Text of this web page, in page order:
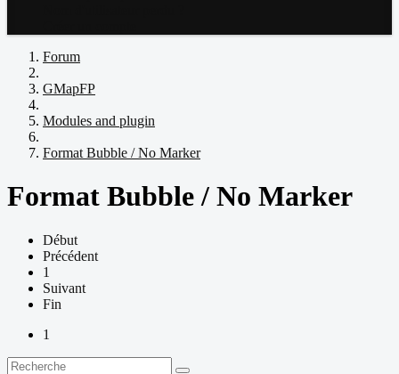
Forum
GMapFP
Modules and plugin
Format Bubble / No Marker
Format Bubble / No Marker
Début
Précédent
1
Suivant
Fin
1